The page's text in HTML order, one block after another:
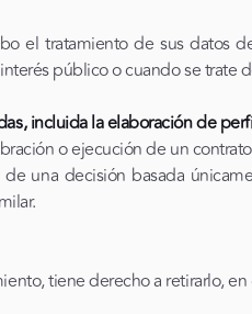
el tratamiento de sus datos
público o cuando se trate
incluida la elaboración de
o ejecución de un
una decisión basada
tiene derecho a retirarlo,